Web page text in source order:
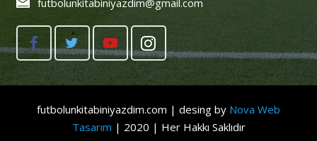
futbolunkitabiniyazdim.com | desing by Nova Web
Tasarım | 2020 | Her Hakkı Saklıdır